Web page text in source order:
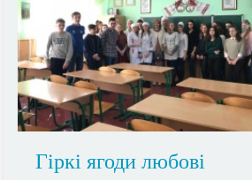
Гіркі ягоди любові